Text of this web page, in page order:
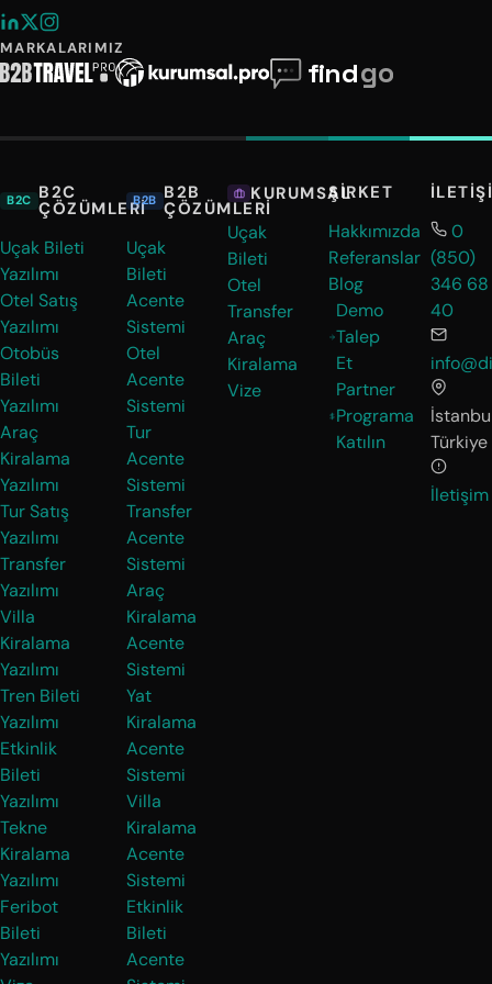
MARKALARIMIZ
B2C B2C
ÇÖZÜMLERI
Uçak Bileti
Yazılımı
Otel Satış
Yazılımı
Otobüs
Bileti
Yazılımı
Araç
Kiralama
Yazılımı
Tur Satış
Yazılımı
Transfer
Yazılımı
Villa
Kiralama
Yazılımı
Tren Bileti
Yazılımı
Etkinlik
Bileti
Yazılımı
Tekne
Kiralama
Yazılımı
Feribot
Bileti
Yazılımı
B2B B2B
ÇÖZÜMLERI
Uçak
Bileti
Acente
Sistemi
Otel
Acente
Sistemi
Tur
Acente
Sistemi
Transfer
Acente
Sistemi
Araç
Kiralama
Acente
Sistemi
Yat
Kiralama
Acente
Sistemi
Villa
Kiralama
Acente
Sistemi
Etkinlik
Bileti
Acente
KURUMSAL
Uçak
Bileti
Otel
Transfer
Araç
Kiralama
Vize
ŞIRKET
Hakkımızda
Referanslar
Blog
Demo
Talep
Et
Partner
Programa
Katılın
0
(850)
346 68
40
Türkiye
İletişim